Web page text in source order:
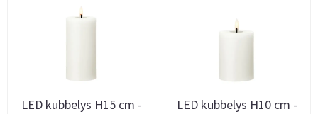
LED kubbelys H15 cm -
LED kubbelys H10 cm -